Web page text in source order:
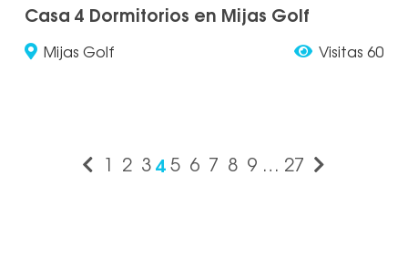
Casa 4 Dormitorios en Mijas Golf
Mijas Golf Visitas 60
1 2 345 6 7 8 9 … 27